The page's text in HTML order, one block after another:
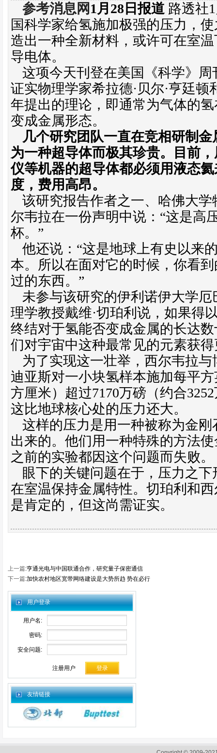
参考消息网 1月 28 日报道 路透社1
国科学家给氢施加极强的压力，
造出一种全新材料，或许可在室
导电体。
这项今天刊登在美国《科学》
证实物理学家希拉德·贝尔·亨廷顿
年提出的理论，即通常为气体的
变成金属形态。
几个研究团队一直在竞相研制
为一种超导体而极其珍贵。目前
仪等机器的超导体都必须用液态
度，费用高昂。
该研究报告作者之一、哈佛大学
尔韦拉在一份声明中说：“这是高
杯。”
他还说：“这是地球上有史以来
本。所以在面对它的时候，你看
过的东西。”
未参与该研究的伊利诺伊大学厄
理学教授戴维·切珀利说，如果得
终结对于氢能否变成金属的长达
们对宇宙中这种最常见的元素获
为了实现这一壮举，西尔韦拉与
迪亚斯对一小块氢样本施加每平
方厘米）超过7170万磅（约合3252
这比地球核心处的压力还大。
这样的压力是用一种被称为金
出来的。他们用一种特殊的方法
之前的实验都因这个问题而失败。
眼下的关键问题在于，压力之
在室温保持金属特性。切珀利和
是肯定的，但这尚需证实。
上一篇:亨通光电与中国联通合作，研究量子保密通信
下一篇:加快农村地区宽带网络建设是大势所趋 势在必行
用户登录
用户名:
密码:
安全问题:
注册用户
友情链接